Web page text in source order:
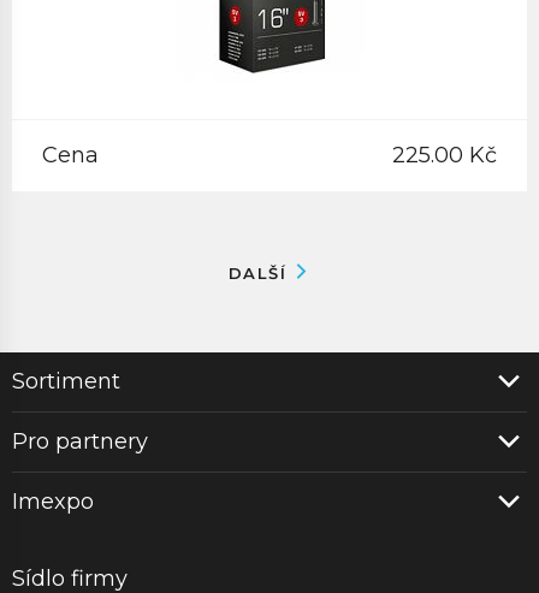
Cena 225.00 Kč
DALŠÍ
Sortiment
Pro partnery
Imexpo
Sídlo firmy